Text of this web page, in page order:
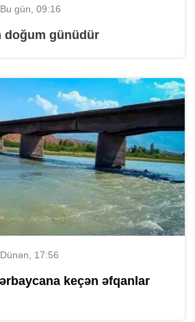
Bu gün, 09:16
doğum günüdür
Dünən, 17:56
keçən əfqanlar